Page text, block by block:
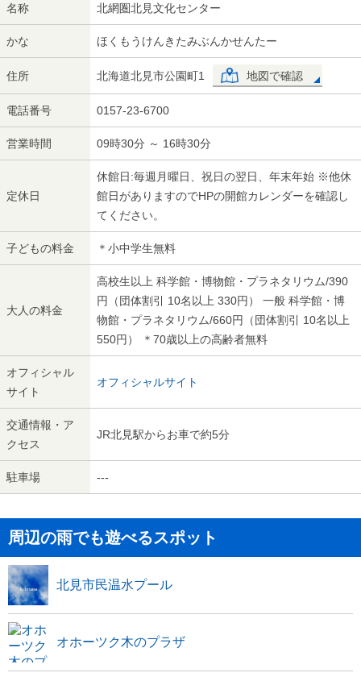
名称 北網圏北見文化センター
かな ほくもうけんきたみぶんかせんたー
住所 北海道北見市公園町1 地図で確認
電話番号 0157-23-6700
営業時間 09時30分 ～ 16時30分
定休日
休館日:毎週月曜日、祝日の翌日、年末年始 ※他休
館日がありますのでHPの開館カレンダーを確認し
てください。
子どもの料金 ＊小中学生無料
大人の料金
高校生以上 科学館・博物館・プラネタリウム/390
円（団体割引 10名以上 330円） 一般 科学館・博
物館・プラネタリウム/660円（団体割引 10名以上
550円） ＊70歳以上の高齢者無料
オフィシャル
サイト
オフィシャルサイト
交通情報・ア
クセス
JR北見駅からお車で約5分
駐車場 ---
周辺の雨でも遊べるスポット
北見市民温水プール
オホーツク木のプラザ